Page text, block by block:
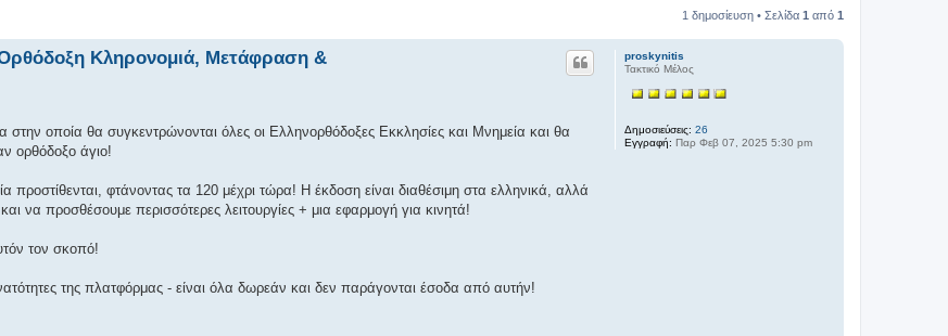
1 δημοσίευση • Σελίδα 1 από 1
proskynitis
Τακτικό Μέλος
Δημοσιεύσεις: 26
Εγγραφή: Παρ Φεβ 07, 2025 5:30 pm
Κληρονομιά, Μετάφραση &
οποία θα συγκεντρώνονται όλες οι Ελληνορθόδοξες Εκκλησίες και Μνημεία και θα
ορθόδοξο άγιο!
φτάνοντας τα 120 μέχρι τώρα! Η έκδοση είναι διαθέσιμη στα ελληνικά, αλλά
προσθέσουμε περισσότερες λειτουργίες + μια εφαρμογή για κινητά!
τον σκοπό!
της πλατφόρμας - είναι όλα δωρεάν και δεν παράγονται έσοδα από αυτήν!